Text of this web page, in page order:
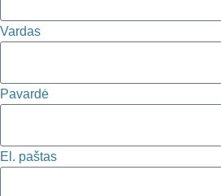
Vardas
Pavardė
El. paštas